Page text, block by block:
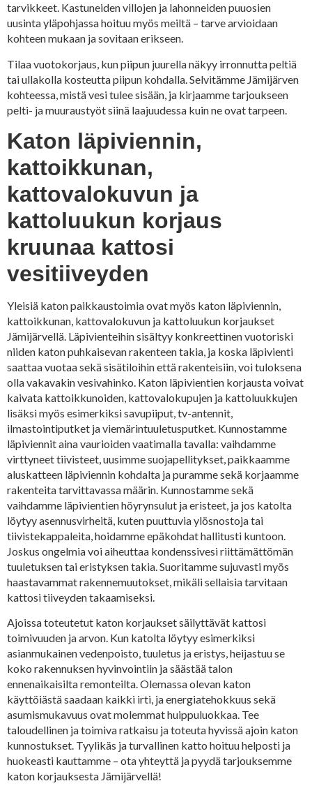
tarvikkeet. Kastuneiden villojen ja lahonneiden puuosien
uusinta yläpohjassa hoituu myös meiltä – tarve arvioidaan
kohteen mukaan ja sovitaan erikseen.
Tilaa vuotokorjaus, kun piipun juurella näkyy irronnutta peltiä
tai ullakolla kosteutta piipun kohdalla. Selvitämme Jämijärven
kohteessa, mistä vesi tulee sisään, ja kirjaamme tarjoukseen
pelti- ja muuraustyöt siinä laajuudessa kuin ne ovat tarpeen.
Katon läpiviennin,
kattoikkunan,
kattovalokuvun ja
kattoluukun korjaus
kruunaa kattosi
vesitiiveyden
Yleisiä katon paikkaustoimia ovat myös katon läpiviennin,
kattoikkunan, kattovalokuvun ja kattoluukun korjaukset
Jämijärvellä. Läpivienteihin sisältyy konkreettinen vuotoriski
niiden katon puhkaisevan rakenteen takia, ja koska läpivienti
saattaa vuotaa sekä sisätiloihin että rakenteisiin, voi tuloksena
olla vakavakin vesivahinko. Katon läpivientien korjausta voivat
kaivata kattoikkunoiden, kattovalokupujen ja kattoluukkujen
lisäksi myös esimerkiksi savupiiput, tv-antennit,
ilmastointiputket ja viemärintuuletusputket. Kunnostamme
läpiviennit aina vaurioiden vaatimalla tavalla: vaihdamme
virttyneet tiivisteet, uusimme suojapellitykset, paikkaamme
aluskatteen läpiviennin kohdalta ja puramme sekä korjaamme
rakenteita tarvittavassa määrin. Kunnostamme sekä
vaihdamme läpivientien höyrynsulut ja eristeet, ja jos katolta
löytyy asennusvirheitä, kuten puuttuvia ylösnostoja tai
tiivistekappaleita, hoidamme epäkohdat hallitusti kuntoon.
Joskus ongelmia voi aiheuttaa kondenssivesi riittämättömän
tuuletuksen tai eristyksen takia. Suoritamme sujuvasti myös
haastavammat rakennemuutokset, mikäli sellaisia tarvitaan
kattosi tiiveyden takaamiseksi.
Ajoissa toteutetut katon korjaukset säilyttävät kattosi
toimivuuden ja arvon. Kun katolta löytyy esimerkiksi
asianmukainen vedenpoisto, tuuletus ja eristys, heijastuu se
koko rakennuksen hyvinvointiin ja säästää talon
ennenaikaisilta remonteilta. Olemassa olevan katon
käyttöiästä saadaan kaikki irti, ja energiatehokkuus sekä
asumismukavuus ovat molemmat huippuluokkaa. Tee
taloudellinen ja toimiva ratkaisu ja toteuta hyvissä ajoin katon
kunnostukset. Tyylikäs ja turvallinen katto hoituu helposti ja
huokeasti kauttamme – ota yhteyttä ja pyydä tarjouksemme
katon korjauksesta Jämijärvellä!